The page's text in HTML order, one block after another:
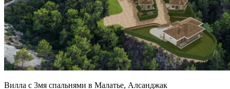
Вилла с 3мя спальнями в Малатье, Алсанджак